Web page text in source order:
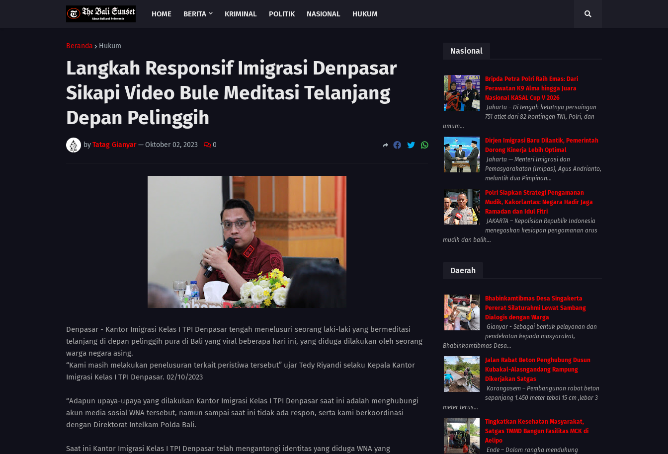
HOME BERITA KRIMINAL POLITIK NASIONAL HUKUM
Beranda Hukum
Langkah Responsif Imigrasi Denpasar
Sikapi Video Bule Meditasi Telanjang
Depan Pelinggih
byTatag Gianyar—Oktober 02, 2023 0
Denpasar - Kantor Imigrasi Kelas I TPI Denpasar tengah menelusuri seorang laki-laki yang bermeditasi
telanjang di depan pelinggih pura di Bali yang viral beberapa hari ini, yang diduga dilakukan oleh seorang
warga negara asing.
“Kami masih melakukan penelusuran terkait peristiwa tersebut” ujar Tedy Riyandi selaku Kepala Kantor
Imigrasi Kelas I TPI Denpasar. 02/10/2023
“Adapun upaya-upaya yang dilakukan Kantor Imigrasi Kelas I TPI Denpasar saat ini adalah menghubungi
akun media sosial WNA tersebut, namun sampai saat ini tidak ada respon, serta kami berkoordinasi
dengan Direktorat Intelkam Polda Bali.
Saat ini Kantor Imigrasi Kelas I TPI Denpasar telah mengantongi identitas yang diduga WNA yang
Nasional
Bripda Petra Polri Raih Emas: Dari
Perawatan K9 Alma hingga Juara
Nasional KASAL Cup V 2026
Jakarta – Di tengah ketatnya persaingan
751 atlet dari 82 kontingen TNI, Polri, dan
umum...
Dirjen Imigrasi Baru Dilantik, Pemerintah
Dorong Kinerja Lebih Optimal
Jakarta — Menteri Imigrasi dan
Pemasyarakatan (Imipas), Agus Andrianto,
melantik dua Pimpinan...
Polri Siapkan Strategi Pengamanan
Mudik, Kakorlantas: Negara Hadir Jaga
Ramadan dan Idul Fitri
JAKARTA – Kepolisian Republik Indonesia
menegaskan kesiapan pengamanan arus
mudik dan balik...
Daerah
Bhabinkamtibmas Desa Singakerta
Pererat Silaturahmi Lewat Sambang
Dialogis dengan Warga
Gianyar - Sebagai bentuk pelayanan dan
pendekatan kepada masyarakat,
Bhabinkamtibmas Desa...
Jalan Rabat Beton Penghubung Dusun
Kubakal-Alasngandang Rampung
Dikerjakan Satgas
Karangasem – Pembangunan rabat beton
sepanjang 1.450 meter tebal 15 cm ,lebar 3
meter terus...
Tingkatkan Kesehatan Masyarakat,
Satgas TMMD Bangun Fasilitas MCK di
Aelipo
Ende – Dalam rangka mendukung